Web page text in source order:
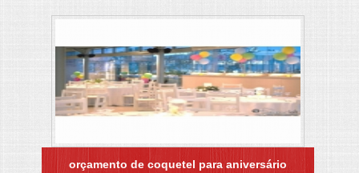
orçamento de coquetel para aniversário